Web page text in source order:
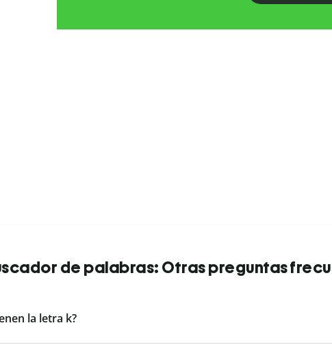
de palabras: Otras preguntas
la letra k?